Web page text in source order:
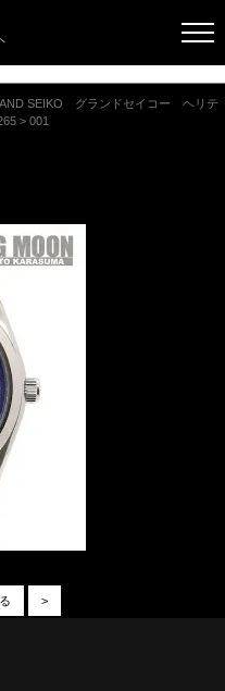
SEIKO グランドセイコー ヘリテ
> 001
>